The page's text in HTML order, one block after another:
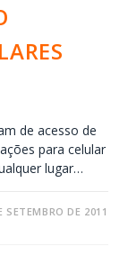
de acesso de
para celular
lugar…
SETEMBRO DE 2011